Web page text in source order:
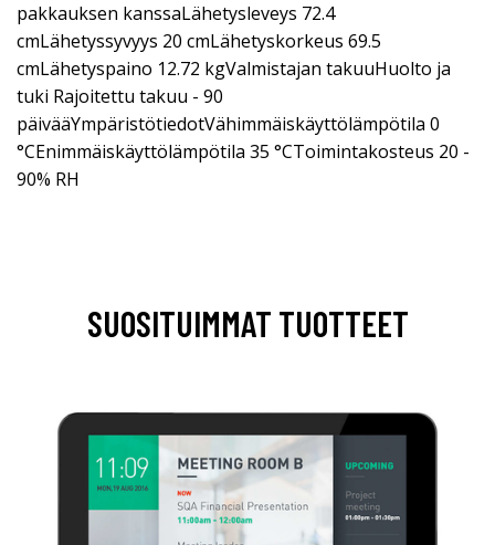
pakkauksen kanssaLähetysleveys 72.4
cmLähetyssyvyys 20 cmLähetyskorkeus 69.5
cmLähetyspaino 12.72 kgValmistajan takuuHuolto ja
tuki Rajoitettu takuu - 90
päivääYmpäristötiedotVähimmäiskäyttölämpötila 0
°CEnimmäiskäyttölämpötila 35 °CToimintakosteus 20 -
90% RH
SUOSITUIMMAT TUOTTEET